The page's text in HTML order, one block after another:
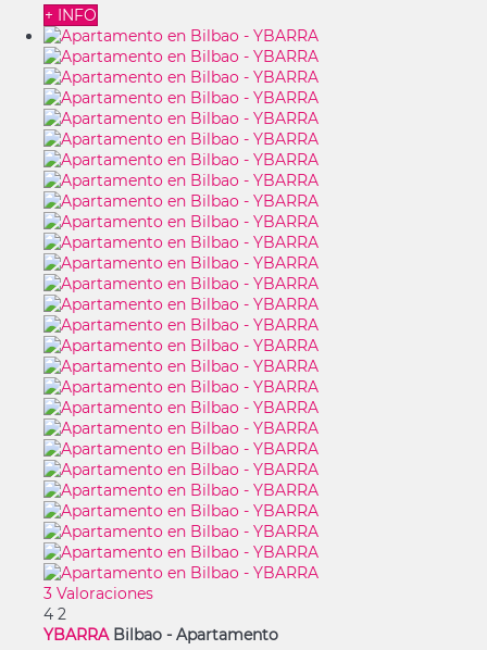
+ INFO
3 Valoraciones
4 2
YBARRA Bilbao - Apartamento